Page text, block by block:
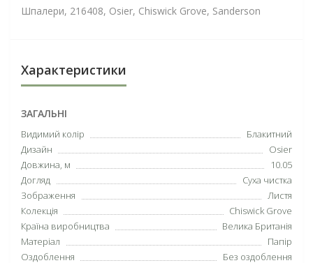
Шпалери, 216408, Osier, Chiswick Grove, Sanderson
Характеристики
ЗАГАЛЬНІ
Видимий колір
Блакитний
Дизайн
Osier
Довжина, м
10.05
Догляд
Суха чистка
Зображення
Листя
Колекція
Chiswick Grove
Країна виробництва
Велика Британія
Матеріал
Папір
Оздоблення
Без оздоблення